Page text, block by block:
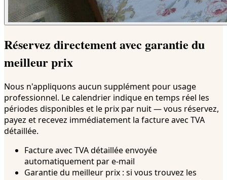
Réservez directement avec garantie du
meilleur prix
Nous n'appliquons aucun supplément pour usage
professionnel. Le calendrier indique en temps réel les
périodes disponibles et le prix par nuit — vous réservez,
payez et recevez immédiatement la facture avec TVA
détaillée.
Facture avec TVA détaillée envoyée
automatiquement par e-mail
Garantie du meilleur prix : si vous trouvez les